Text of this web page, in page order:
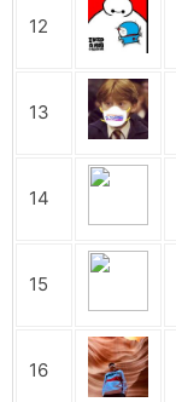
12
13
14
15
16